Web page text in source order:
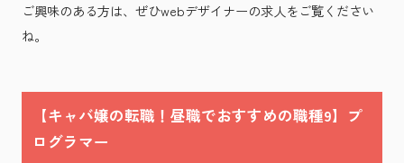
ご興味のある方は、ぜひwebデザイナーの求人をご覧ください
ね。
【キャバ嬢の転職！昼職でおすすめの職種9】プ
ログラマー